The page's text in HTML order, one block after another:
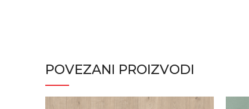
POVEZANI PROIZVODI